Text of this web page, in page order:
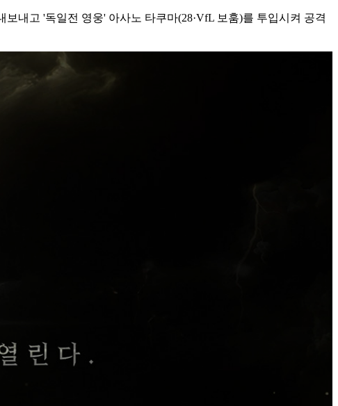
내고 '독일전 영웅' 아사노 타쿠마(28·VfL 보훔)를 투입시켜 공격